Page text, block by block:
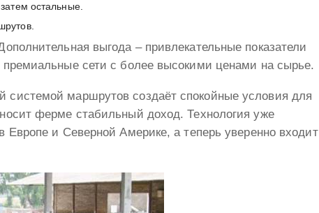
остальные.
выгода – привлекательные показатели
премиальные сети с более высокими ценами на сырье.
маршрутов создаёт спокойные условия для
ферме стабильный доход. Технология уже
Европе и Северной Америке, а теперь уверенно входит